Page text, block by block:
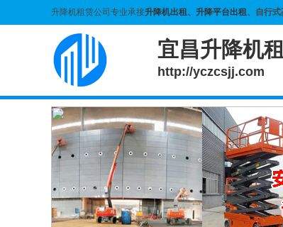
升降机租赁公司专业承接升降机出租、 升降平台出租、自行
宜昌升降机
http://yczcsjj.com